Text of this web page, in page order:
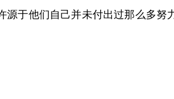
于他们自己并未付出过那么多努